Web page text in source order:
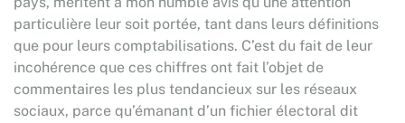
particulière leur soit portée, tant dans leurs définitions
que pour leurs comptabilisations. C’est du fait de leur
incohérence que ces chiffres ont fait l’objet de
commentaires les plus tendancieux sur les réseaux
sociaux, parce qu’émanant d’un fichier électoral dit